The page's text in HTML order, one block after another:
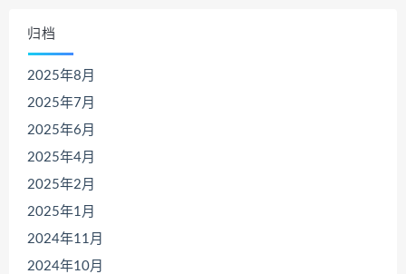
归档
2025年8月
2025年7月
2025年6月
2025年4月
2025年2月
2025年1月
2024年11月
2024年10月